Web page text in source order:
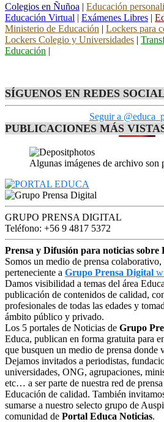
Colegios en Ñuñoa | Educación
Educación Virtual | Exámenes Libres |
Ministerio de Educación | Lockers para
Lockers Colegio y Universidades |
Educación |
SÍGUENOS EN REDES
Seguir a
PUBLICACIONES MÁS
Algunas imágenes de archivo son
GRUPO PRENSA DIGITAL
Teléfono: +56 9 4817 5372
Prensa y Difusión para noticias sobre
Somos un medio de prensa
perteneciente a Grupo Prensa Digital
Damos visibilidad a temas del área
publicación de contenidos de calidad,
profesionales de todas las edades y
ámbito público y privado.
Los 5 portales de Noticias de Grupo
Educa, publican en forma gratuita para
que busquen un medio de prensa donde
Dejamos invitados a periodistas,
universidades, ONG, agrupaciones,
etc… a ser parte de nuestra red de
Educación de calidad. También
sumarse a nuestro selecto grupo de
comunidad de Portal Educa Noticias.